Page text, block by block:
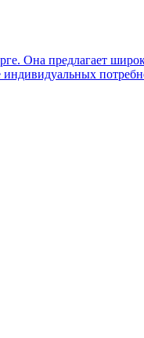
Она предлагает